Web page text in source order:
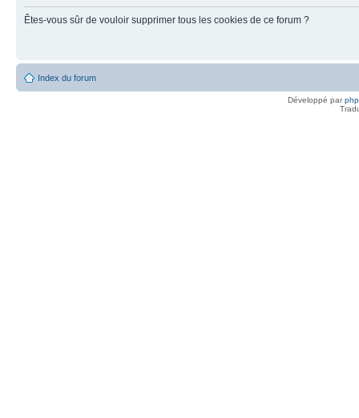
Êtes-vous sûr de vouloir supprimer tous les cookies de ce forum ?
Index du forum
Développé par